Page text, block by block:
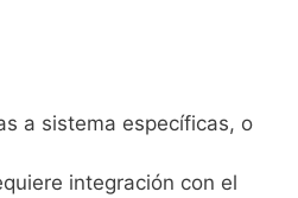
a sistema específicas, o
integración con el